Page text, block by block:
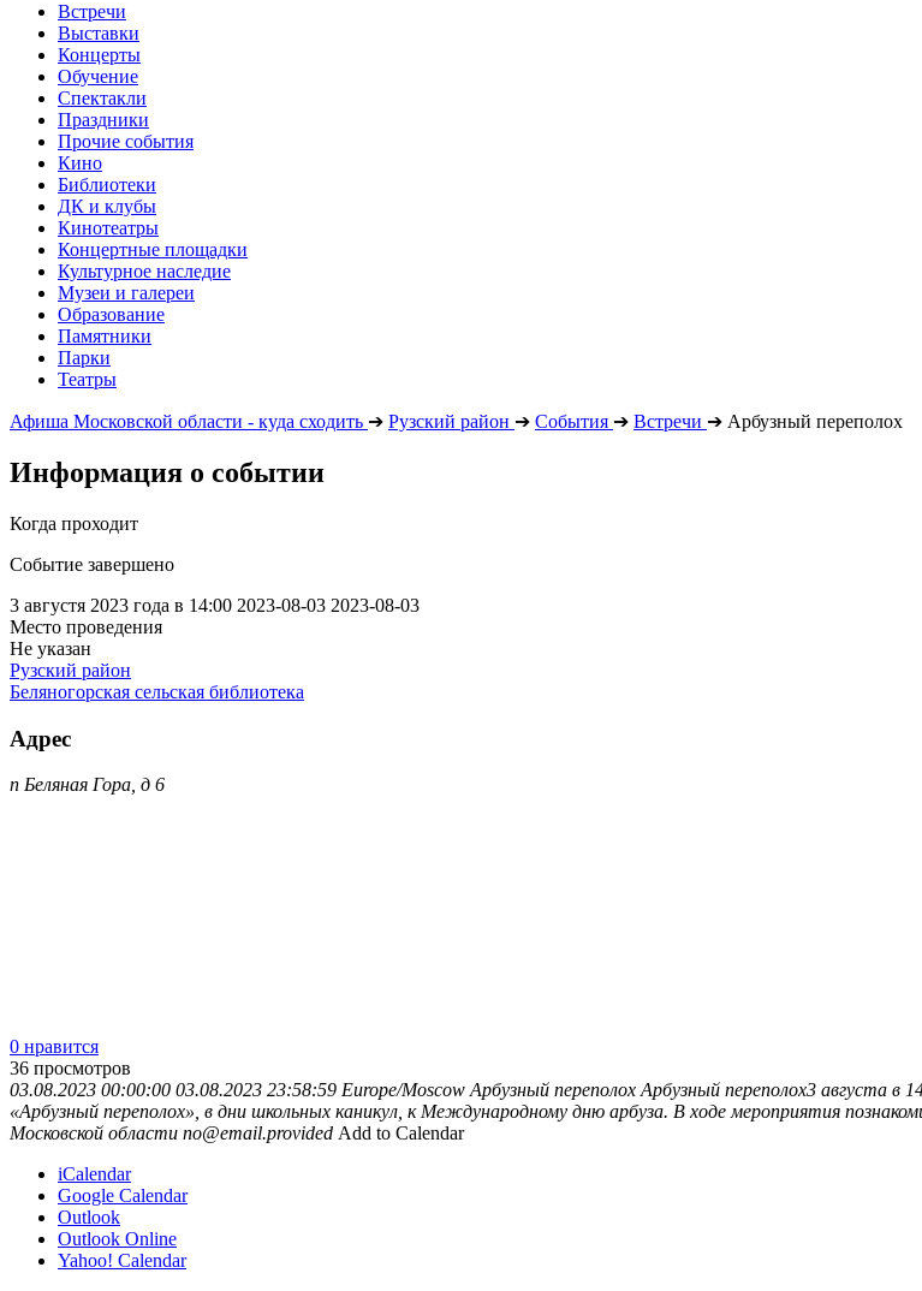
Встречи
Выставки
Концерты
Обучение
Спектакли
Праздники
Прочие события
Кино
Библиотеки
ДК и клубы
Кинотеатры
Концертные площадки
Культурное наследие
Музеи и галереи
Образование
Памятники
Парки
Театры
Афиша Московской области - куда сходить ➔ Рузский район ➔ События ➔ Встречи ➔ Арбузный переполох
Информация о событии
Когда проходит
Событие завершено
3 августя 2023 года в 14:00 2023-08-03 2023-08-03
Место проведения
Не указан
Рузский район
Беляногорская сельская библиотека
Адрес
п Беляная Гора, д 6
0 нравится
36 просмотров
03.08.2023 00:00:00 03.08.2023 23:58:59 Europe/Moscow Арбузный переполох Арбузный переполох3 августа в
«Арбузный переполох», в дни школьных каникул, к Международному дню арбуза. В ходе мероприятия
Московской области no@email.provided Add to Calendar
iCalendar
Google Calendar
Outlook
Outlook Online
Yahoo! Calendar